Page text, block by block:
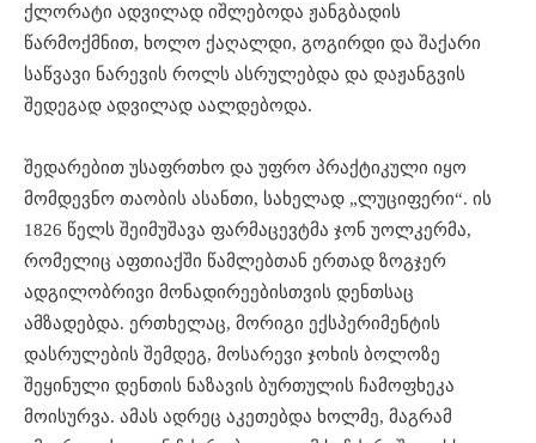
ქლორატი ადვილად იშლებოდა ჟანგბადის
წარმოქმნით, ხოლო ქაღალდი, გოგირდი და შაქარი
საწვავი ნარევის როლს ასრულებდა და დაჟანგვის
შედეგად ადვილად აალდებოდა.
შედარებით უსაფრთხო და უფრო პრაქტიკული იყო
მომდევნო თაობის ასანთი, სახელად „ლუციფერი“. ის
1826 წელს შეიმუშავა ფარმაცევტმა ჯონ უოლკერმა,
რომელიც აფთიაქში წამლებთან ერთად ზოგჯერ
ადგილობრივი მონადირეებისთვის დენთსაც
ამზადებდა. ერთხელაც, მორიგი ექსპერიმენტის
დასრულების შემდეგ, მოსარევი ჯოხის ბოლოზე
შეყინული დენთის ნაზავის ბურთულის ჩამოფხეკა
მოისურვა. ამას ადრეც აკეთებდა ხოლმე, მაგრამ